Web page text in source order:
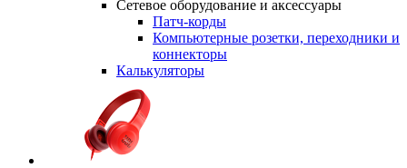
Сетевое оборудование и аксессуары
Патч-корды
Компьютерные розетки, переходники и
коннекторы
Калькуляторы